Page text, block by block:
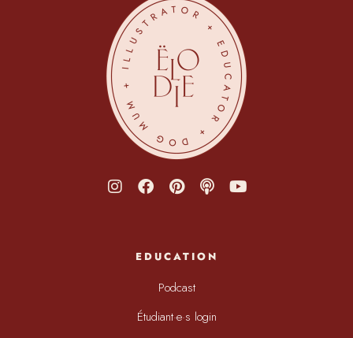
EDUCATION
Podcast
Étudiant·e·s login